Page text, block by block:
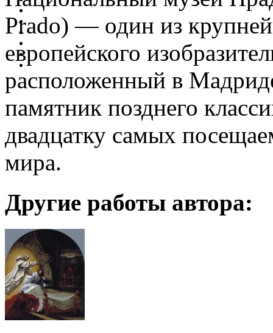
Prado) — один из
европейского
расположенный в
памятник позднего
двадцатку самых
мира.
Другие работы автора: